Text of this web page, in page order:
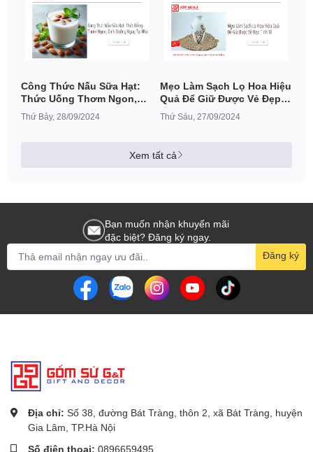
Công Thức Nấu Sữa Hạt:
Thức Uống Thơm Ngon,
Dinh Dưỡng Ngay Tại Nhà
Thứ Bảy, 28/09/2024
Mẹo Làm Sạch Lọ Hoa Hiệu
Quả Để Giữ Được Vẻ Đẹp
Tinh Tế
Thứ Sáu, 27/09/2024
Xem tất cả
Bạn muốn nhận khuyến mãi
đặc biệt? Đăng ký ngay.
Đăng ký
Địa chỉ: Số 38, đường Bát Tràng, thôn 2, xã Bát Tràng, huyện
Gia Lâm, TP.Hà Nội
Số điện thoại: 0896659495